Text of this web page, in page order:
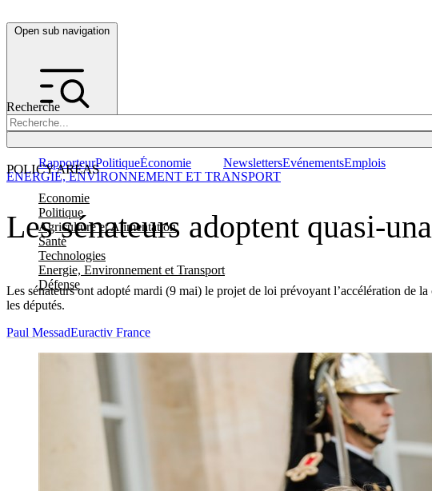
Open sub navigation
Recherche
POLICY AREAS
Economie
Politique
Agriculture et Alimentation
Santé
Technologies
Energie, Environnement et Transport
Défense
RapporteurPolitiqueÉconomie NewslettersEvénementsEmplois
Les sénateurs adoptent quasi-
Les sénateurs ont adopté mardi (9 mai) le projet de loi prévoyant l’accélération de
les députés.
ENERGIE, ENVIRONNEMENT ET TRANSPORT
Paul MessadEuractiv France